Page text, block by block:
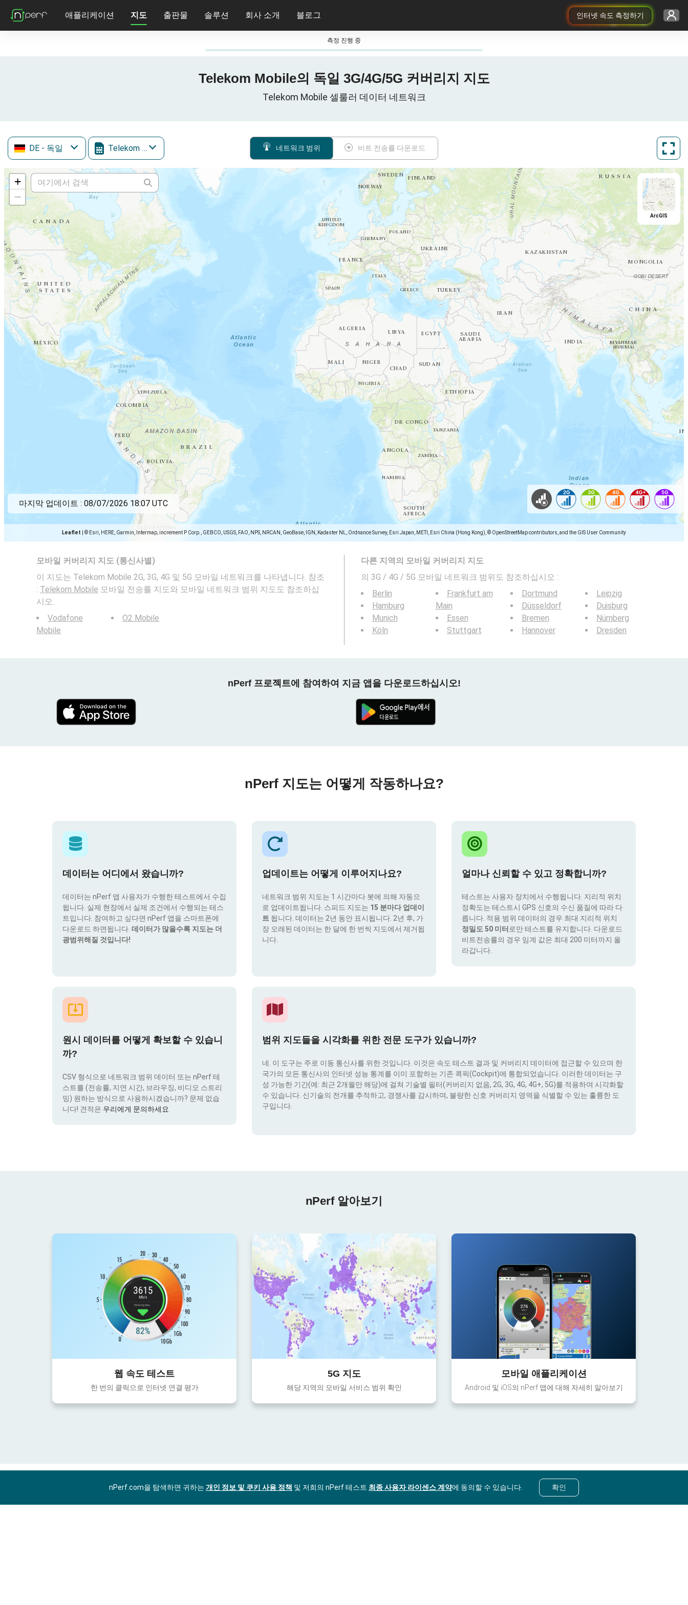
인터넷 속도 측정하기
애플리케이션 지도 출판물 솔루션 회사 소개 블로그
측정 진행 중
Telekom Mobile의 독일 3G/4G/5G 커버리지 지도
Telekom Mobile 셀룰러 데이터 네트워크
DE - 독일 Telekom Mobile 네트워크 범위 비트 전송률 다운로드
+
−
Leaflet © Esri, HERE, Garmin, Intermap, increment P Corp., GEBCO, USGS, FAO, NPS, NRCAN, GeoBase, IGN, Kadaster NL, Ordnance Survey, Esri Japan, METI, Esri China (Hong Kong), © OpenStreetMap contributors, and the GIS User Community
ArcGIS
마지막 업데이트 : 08/07/2026 18:07 UTC
모바일 커버리지 지도 (통신사별)
이 지도는 Telekom Mobile 2G, 3G, 4G 및 5G 모바일 네트워크를 나타냅니다. 참조
: Telekom Mobile 모바일 전송률 지도와 모바일 네트워크 범위 지도도 참조하십
시오.
Vodafone
Mobile
O2 Mobile
다른 지역의 모바일 커버리지 지도
의 3G / 4G / 5G 모바일 네트워크 범위도 참조하십시오 :
Berlin
Hamburg
Munich
Köln
Frankfurt am
Main
Essen
Stuttgart
Dortmund
Düsseldorf
Bremen
Hannover
Leipzig
Duisburg
Nürnberg
Dresden
nPerf 프로젝트에 참여하여 지금 앱을 다운로드하십시오!
nPerf 지도는 어떻게 작동하나요?
데이터는 어디에서 왔습니까?
데이터는 nPerf 앱 사용자가 수행한 테스트에서 수집
됩니다. 실제 현장에서 실제 조건에서 수행되는 테스
트입니다. 참여하고 싶다면 nPerf 앱을 스마트폰에
다운로드 하면됩니다. 데이터가 많을수록 지도는 더
광범위해질 것입니다!
업데이트는 어떻게 이루어지나요?
네트워크 범위 지도는 1 시간마다 봇에 의해 자동으
로 업데이트됩니다. 스피드 지도는 15 분마다 업데이
트 됩니다. 데이터는 2년 동안 표시됩니다. 2년 후, 가
장 오래된 데이터는 한 달에 한 번씩 지도에서 제거됩
니다.
얼마나 신뢰할 수 있고 정확합니까?
테스트는 사용자 장치에서 수행됩니다. 지리적 위치
정확도는 테스트시 GPS 신호의 수신 품질에 따라 다
릅니다. 적용 범위 데이터의 경우 최대 지리적 위치
정밀도 50 미터 로만 테스트를 유지합니다. 다운로드
비트전송률의 경우 임계 값은 최대 200 미터까지 올
라갑니다.
원시 데이터를 어떻게 확보할 수 있습니
까?
CSV 형식으로 네트워크 범위 데이터 또는 nPerf 테
스트를 (전송률, 지연 시간, 브라우징, 비디오 스트리
밍) 원하는 방식으로 사용하시겠습니까? 문제 없습
니다! 견적은 우리에게 문의하세요
범위 지도들을 시각화를 위한 전문 도구가 있습니까?
네. 이 도구는 주로 이동 통신사를 위한 것입니다. 이것은 속도 테스트 결과 및 커버리지 데이터에 접근할 수 있으며 한
국가의 모든 통신사의 인터넷 성능 통계를 이미 포함하는 기존 콕픽(Cockpit)에 통합되었습니다. 이러한 데이터는 구
성 가능한 기간(예: 최근 2개월만 해당)에 걸쳐 기술별 필터(커버리지 없음, 2G, 3G, 4G, 4G+, 5G)를 적용하여 시각화할
수 있습니다. 신기술의 전개를 추적하고, 경쟁사를 감시하며, 불량한 신호 커버리지 영역을 식별할 수 있는 훌륭한 도
구입니다.
nPerf 알아보기
웹 속도 테스트
한 번의 클릭으로 인터넷 연결 평가
5G 지도
해당 지역의 모바일 서비스 범위 확인
모바일 애플리케이션
Android 및 iOS의 nPerf 앱에 대해 자세히 알아보기
nPerf.com을 탐색하면 귀하는 개인 정보 및 쿠키 사용 정책 및 저희의 nPerf 테스트 최종 사용자 라이센스 계약에 동의할 수 있습니다. 확인